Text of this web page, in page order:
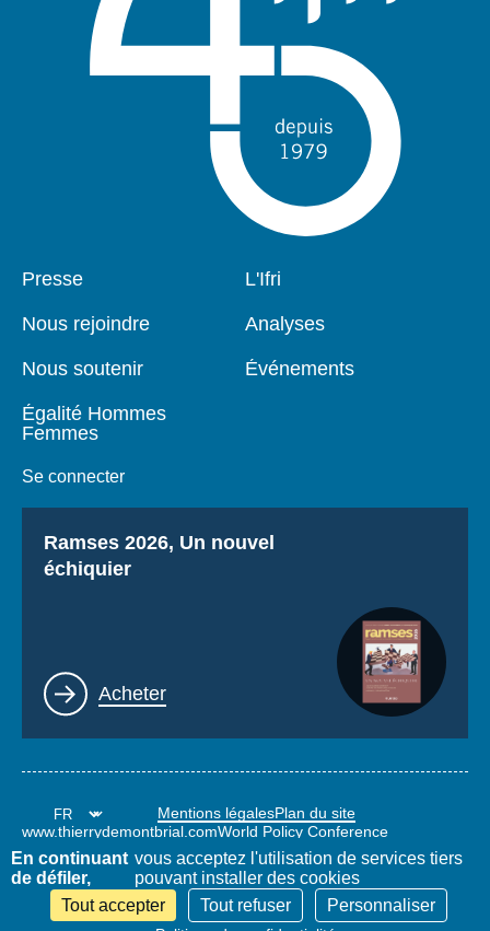
Pied
Presse
Nous rejoindre
Nous soutenir
Égalité Hommes
Femmes
Se connecter
Navigation
L'Ifri
Analyses
Événements
Titre
Ramses 2026, Un nouvel
échiquier
Lien
Acheter
Mentions légalesPlan du site
www.thierrydemontbrial.comWorld Policy Conference
En continuant
de défiler,
vous acceptez l'utilisation de services tiers
pouvant installer des cookies
Tout accepter
Tout refuser Personnaliser